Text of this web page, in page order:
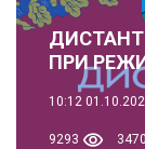
ПРИ
10:12
9293 3470